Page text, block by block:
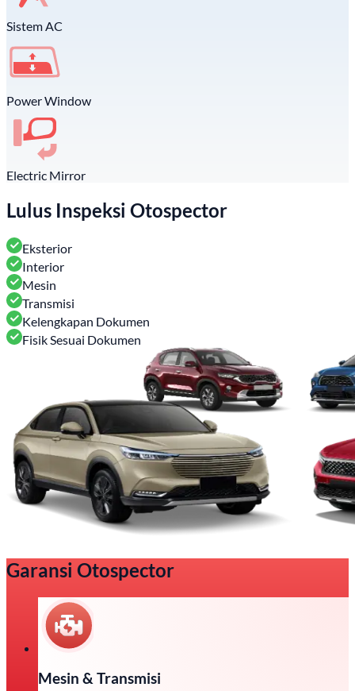
Sistem AC
Power Window
Electric Mirror
Lulus Inspeksi Otospector
Eksterior
Interior
Mesin
Transmisi
Kelengkapan Dokumen
Fisik Sesuai Dokumen
Garansi Otospector
Mesin & Transmisi